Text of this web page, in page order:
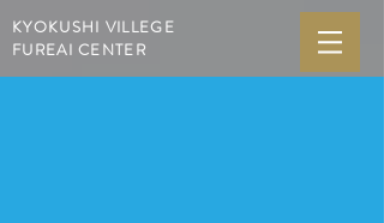
KYOKUSHI VILLEGE
FUREAI CENTER